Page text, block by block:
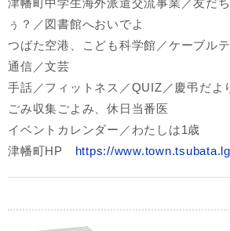
津幡町中学生海外派遣交流事業／友だ
ぅ？／図書館へおいでよ
つばた空港、こども科学館／ケーブル
通信／文芸
手話／フィットネス／QUIZ／慶弔だよ
ごみ収集ごよみ、休日当番医
イベントカレンダー／わたしは1歳
津幡町HP https://